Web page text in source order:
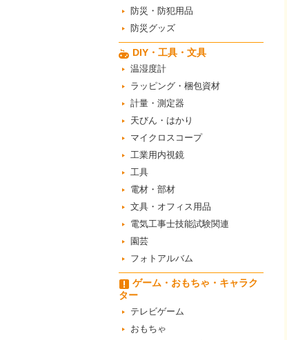
防災・防犯用品
防災グッズ
DIY・工具・文具
温湿度計
ラッピング・梱包資材
計量・測定器
天びん・はかり
マイクロスコープ
工業用内視鏡
工具
電材・部材
文具・オフィス用品
電気工事士技能試験関連
園芸
フォトアルバム
ゲーム・おもちゃ・キャラク
ター
テレビゲーム
おもちゃ